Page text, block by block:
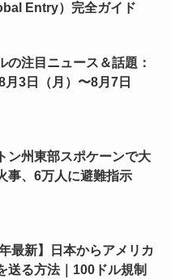
Entry）完全ガイド
の注目ニュース＆話題：
月3日（月）〜8月7日
ン州東部スポケーンで大
事、6万人に避難指示
年最新】日本からアメリカ
送る方法｜100ドル規制